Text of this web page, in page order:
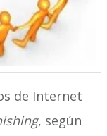
de Internet
, según